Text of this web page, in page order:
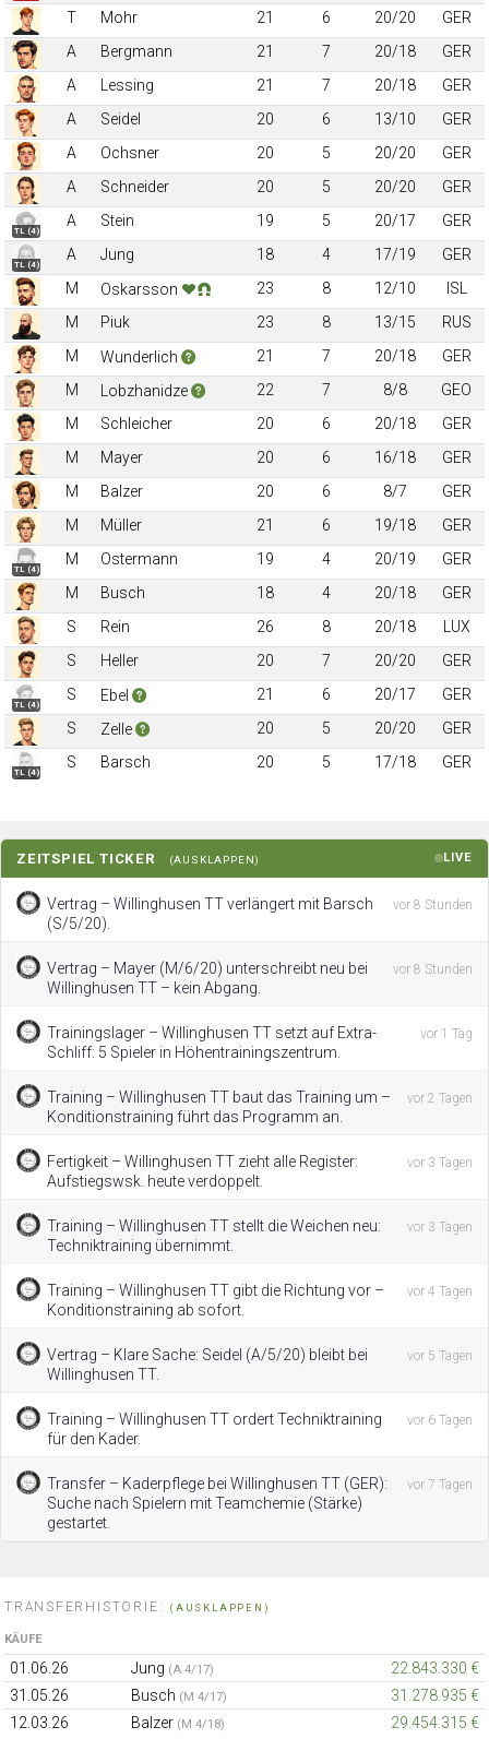
T
Mohr 21 6 20/20
GER
A
Bergmann 21 7 20/18
GER
A
Lessing 21 7 20/18
GER
A
Seidel 20 6 13/10
GER
A
Ochsner 20 5 20/20
GER
A
Schneider 20 5 20/20 GER
TL (4)
A Stein 19 5 20/17 GER
TL (4)
A Jung 18 4 17/19
GER
M
Oskarsson 23 8 12/10
ISL
M
Piuk 23 8 13/15
RUS
M
Wunderlich 21 7 20/18
GER
M
Lobzhanidze 22 7 8/8
GEO
M
Schleicher 20 6 20/18
GER
M
Mayer 20 6 16/18
GER
M
Balzer 20 6 8/7
GER
M
Müller 21 6 19/18 GER
TL (4)
M Ostermann 19 4 20/19
GER
M
Busch 18 4 20/18
GER
S
Rein 26 8 20/18
LUX
S
Heller 20 7 20/20 GER
TL (4)
S Ebel 21 6 20/17
GER
S
Zelle 20 5 20/20 GER
TL (4)
S Barsch 20 5 17/18 GER
ZEITSPIEL TICKER (AUSKLAPPEN) LIVE
Vertrag – Willinghusen TT verlängert mit Barsch
(S/5/20).
vor 8 Stunden
Vertrag – Mayer (M/6/20) unterschreibt neu bei
Willinghusen TT – kein Abgang.
vor 8 Stunden
Trainingslager – Willinghusen TT setzt auf Extra-
Schliff: 5 Spieler in Höhentrainingszentrum.
vor 1 Tag
Training – Willinghusen TT baut das Training um –
Konditionstraining führt das Programm an.
vor 2 Tagen
Fertigkeit – Willinghusen TT zieht alle Register:
Aufstiegswsk. heute verdoppelt.
vor 3 Tagen
Training – Willinghusen TT stellt die Weichen neu:
Techniktraining übernimmt.
vor 3 Tagen
Training – Willinghusen TT gibt die Richtung vor –
Konditionstraining ab sofort.
vor 4 Tagen
Vertrag – Klare Sache: Seidel (A/5/20) bleibt bei
Willinghusen TT.
vor 5 Tagen
Training – Willinghusen TT ordert Techniktraining
für den Kader.
vor 6 Tagen
Transfer – Kaderpflege bei Willinghusen TT (GER):
Suche nach Spielern mit Teamchemie (Stärke)
gestartet.
vor 7 Tagen
TRANSFERHISTORIE: (AUSKLAPPEN)
KÄUFE
01.06.26 Jung (A 4/17)
22.843.330 €
31.05.26
Busch (M 4/17)
31.278.935 €
12.03.26
Balzer (M 4/18) 29.454.315 €